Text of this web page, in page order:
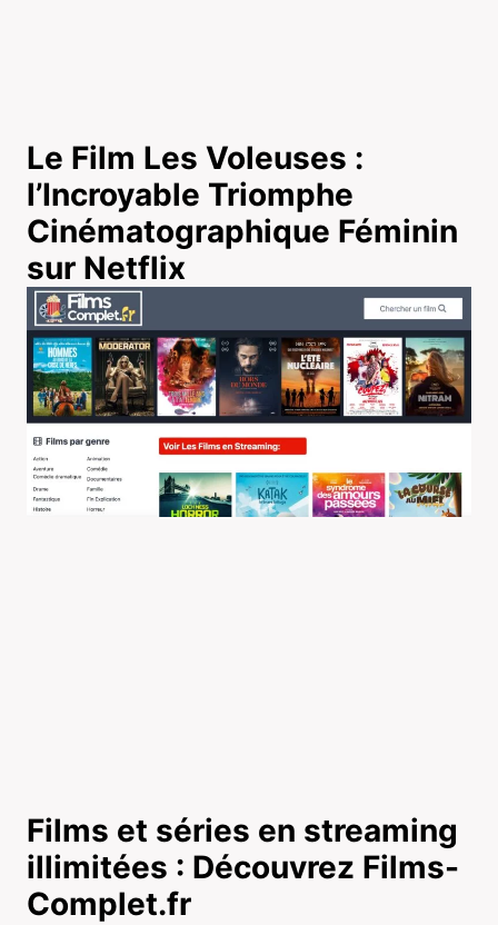
Le Film Les Voleuses :
l’Incroyable Triomphe
Cinématographique Féminin
sur Netflix
Films et séries en streaming
illimitées : Découvrez Films-
Complet.fr